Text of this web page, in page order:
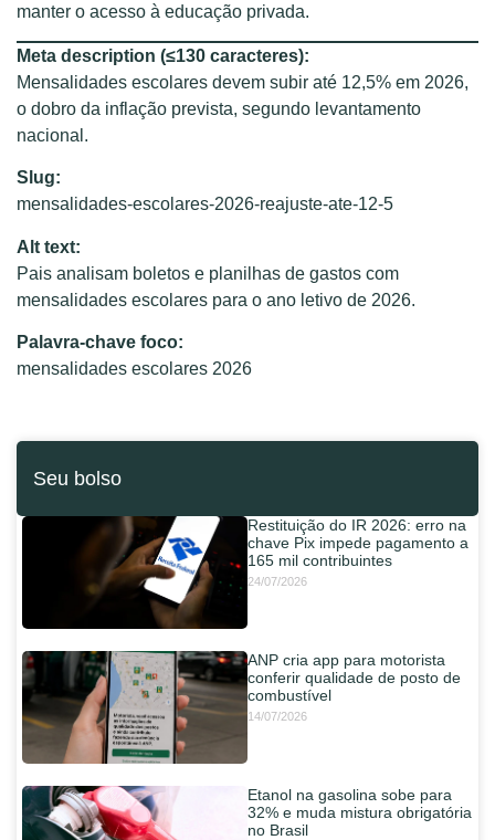
manter o acesso à educação privada.
Meta description (≤130 caracteres):
Mensalidades escolares devem subir até 12,5% em 2026,
o dobro da inflação prevista, segundo levantamento
nacional.
Slug:
mensalidades-escolares-2026-reajuste-ate-12-5
Alt text:
Pais analisam boletos e planilhas de gastos com
mensalidades escolares para o ano letivo de 2026.
Palavra-chave foco:
mensalidades escolares 2026
Seu bolso
Restituição do IR 2026: erro na
chave Pix impede pagamento a
165 mil contribuintes
24/07/2026
ANP cria app para motorista
conferir qualidade de posto de
combustível
14/07/2026
Etanol na gasolina sobe para
32% e muda mistura obrigatória
no Brasil